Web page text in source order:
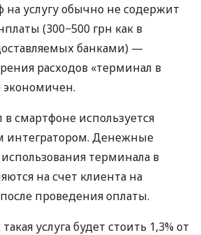
на услугу обычно не содержит
(300−500 грн как в
банками) —
расходов «терминал в
экономичен.
смартфоне используется
интегратором. Денежные
использования терминала в
на счет клиента на
проведения оплаты.
услуга будет стоить 1,3% от